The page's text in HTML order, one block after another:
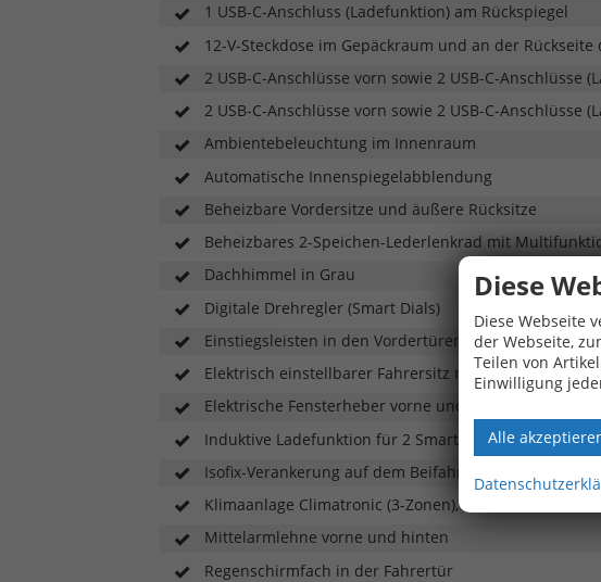
1 USB-C-Anschluss (Ladefunktion) am Rückspiegel
12-V-Steckdose im Gepäckraum und an der
2 USB-C-Anschlüsse vorn sowie 2 USB-C-Anschlüsse
2 USB-C-Anschlüsse vorn sowie 2 USB-C-Anschlüsse
Ambientebeleuchtung im Innenraum
Automatische Innenspiegelabblendung
Beheizbare Vordersitze und äußere Rücksitze
Beheizbares 2-Speichen-Lederlenkrad mit
Dachhimmel in Grau
Digitale Drehregler (Smart Dials)
Einstiegsleisten in den Vordertüren
Elektrisch einstellbarer Fahrersitz mit Memory-
Elektrische Fensterheber vorne und hinten
Induktive Ladefunktion für 2 Smartphones
Isofix-Verankerung auf dem Beifahrersitz und den
Klimaanlage Climatronic (3-Zonen), für Fahrer,
Mittelarmlehne vorne und hinten
Regenschirmfach in der Fahrertür
Diese
Diese Webseite
der Webseite,
Teilen von
Einwilligung
Alle